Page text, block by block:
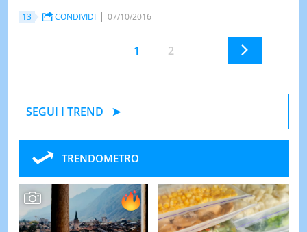
13 CONDIVIDI 07/10/2016
1 2
SEGUI I TREND
TRENDOMETRO